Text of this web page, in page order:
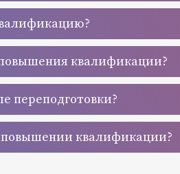
квалификации?
переподготовки?
повышении квалификации?